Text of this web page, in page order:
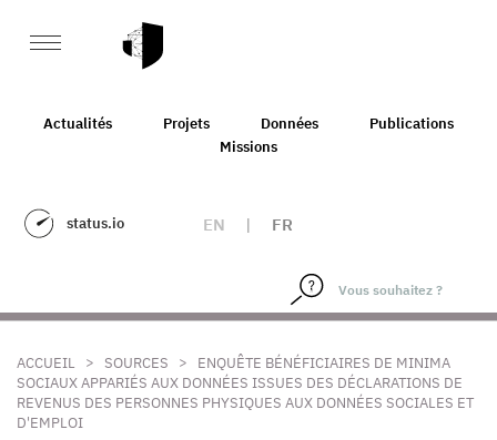
Actualités Projets Données
Publications
Missions
status.io EN | FR
ACCUEIL > SOURCES >
ENQUÊTE BÉNÉFICIAIRES DE MINIMA
SOCIAUX APPARIÉS AUX DONNÉES ISSUES DES DÉCLARATIONS DE
REVENUS DES PERSONNES PHYSIQUES AUX DONNÉES SOCIALES ET
D'EMPLOI